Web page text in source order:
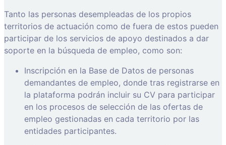
Tanto las personas desempleadas de los propios
territorios de actuación como de fuera de estos pueden
participar de los servicios de apoyo destinados a dar
soporte en la búsqueda de empleo, como son:
Inscripción en la Base de Datos de personas
demandantes de empleo, donde tras registrarse en
la plataforma podrán incluir su CV para participar
en los procesos de selección de las ofertas de
empleo gestionadas en cada territorio por las
entidades participantes.